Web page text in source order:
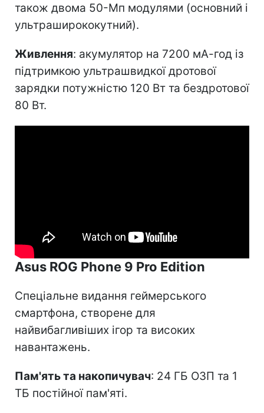
також двома 50-Мп модулями (основний і
ультраширококутний).
Живлення: акумулятор на 7200 мА-год із
підтримкою ультрашвидкої дротової
зарядки потужністю 120 Вт та бездротової
80 Вт.
Asus ROG Phone 9 Pro Edition
Спеціальне видання геймерського
смартфона, створене для
найвибагливіших ігор та високих
навантажень.
Пам'ять та накопичувач: 24 ГБ ОЗП та 1
ТБ постійної пам'яті.